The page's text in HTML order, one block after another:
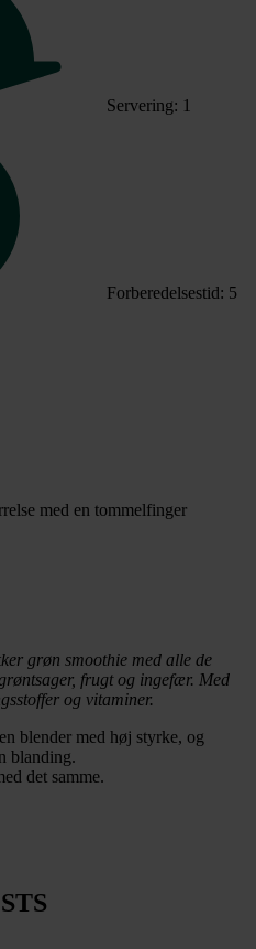
Servering: 1
Forberedelsestid: 5
med en tommelfinger
grøn smoothie med alle de
frugt og ingefær. Med
og vitaminer.
blender med høj styrke, og
blanding.
det samme.